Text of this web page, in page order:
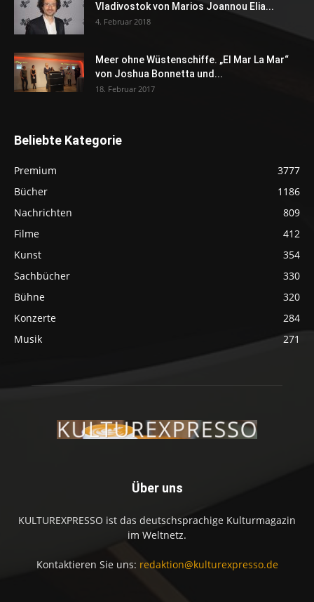
Vladivostok von Marios Joannou Elia...
4. Februar 2018
Meer ohne Wüstenschiffe. „El Mar La Mar“
von Joshua Bonnetta und...
18. Februar 2017
Beliebte Kategorie
Premium
3777
Bücher
1186
Nachrichten
809
Filme
412
Kunst
354
Sachbücher
330
Bühne
320
Konzerte
284
Musik
271
Über uns
KULTUREXPRESSO ist das deutschsprachige Kulturmagazin
im Weltnetz.
Kontaktieren Sie uns: redaktion@kulturexpresso.de